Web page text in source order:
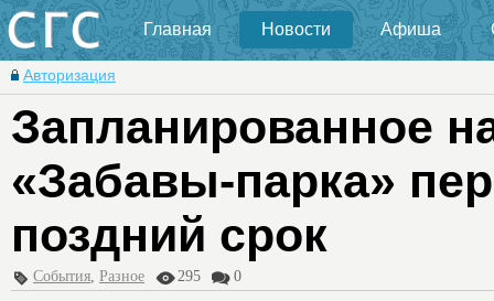
Главная Новости Афиша
Авторизация
Запланированное
«Забавы-парка»
поздний срок
События, Разное 295 0